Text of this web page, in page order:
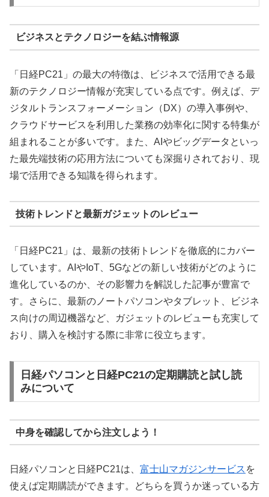
ビジネスとテクノロジーを結ぶ情報源
「日経PC21」の最大の特徴は、ビジネスで活用できる最
新のテクノロジー情報が充実している点です。例えば、デ
ジタルトランスフォーメーション（DX）の導入事例や、
クラウドサービスを利用した業務の効率化に関する特集が
組まれることが多いです。また、AIやビッグデータといっ
た最先端技術の応用方法についても深掘りされており、現
場で活用できる知識を得られます。
技術トレンドと最新ガジェットのレビュー
「日経PC21」は、最新の技術トレンドを徹底的にカバー
しています。AIやIoT、5Gなどの新しい技術がどのように
進化しているのか、その影響力を解説した記事が豊富で
す。さらに、最新のノートパソコンやタブレット、ビジネ
ス向けの周辺機器など、ガジェットのレビューも充実して
おり、購入を検討する際に非常に役立ちます。
日経パソコンと日経PC21の定期購読と試し読
みについて
中身を確認してから注文しよう！
日経パソコンと日経PC21は、 富士山マガジンサービス を
使えば定期購読ができます。どちらを買うか迷っている方